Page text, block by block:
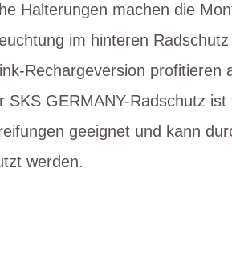
Halterungen machen die
im hinteren
Rechargeversion profitieren
SKS GERMANY-Radschutz
geeignet und kann
werden.